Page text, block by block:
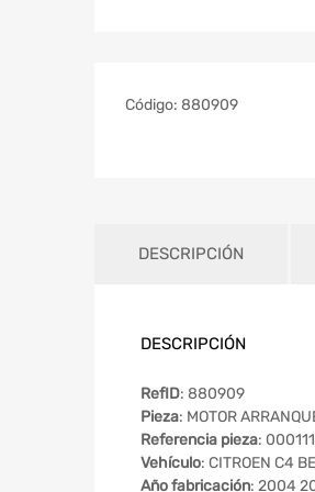
Código: 880909
DESCRIPCIÓN
DESCRIPCIÓN
RefID: 880909
Pieza: MOTOR
Referencia pieza:
Vehículo: CITROEN C4
Año fabricación: 2004